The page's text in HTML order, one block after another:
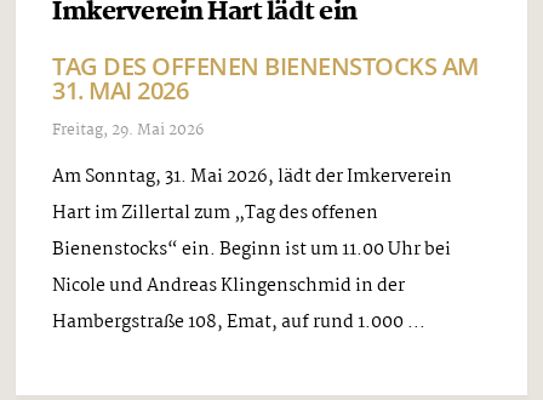
Imkerverein Hart lädt ein
TAG DES OFFENEN BIENENSTOCKS AM
31. MAI 2026
Freitag, 29. Mai 2026
Am Sonntag, 31. Mai 2026, lädt der Imkerverein
Hart im Zillertal zum „Tag des offenen
Bienenstocks“ ein. Beginn ist um 11.00 Uhr bei
Nicole und Andreas Klingenschmid in der
Hambergstraße 108, Emat, auf rund 1.000 ...